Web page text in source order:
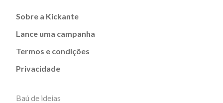
Sobre a Kickante
Lance uma campanha
Termos e condições
Privacidade
Baú de ideias